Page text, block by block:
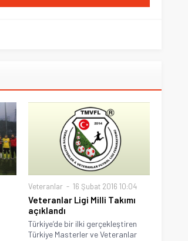
Veteranlar 16 Şubat 2016 10:04
Veteranlar Ligi Milli Takımı
açıklandı
Türkiye’de bir ilki gerçekleştiren
Türkiye Masterler ve Veteranlar